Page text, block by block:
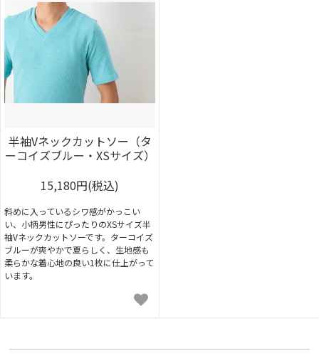
半袖Vネックカットソー（タ
ーコイズブルー・XSサイズ）
15,180円(税込)
斜めに入っているシワ感がかっこい
い、小柄男性にぴったりのXSサイズ半
袖Vネックカットソーです。ターコイズ
ブルーが爽やかで夏らしく、生地感も
柔らかな着心地の良い1枚に仕上がって
います。